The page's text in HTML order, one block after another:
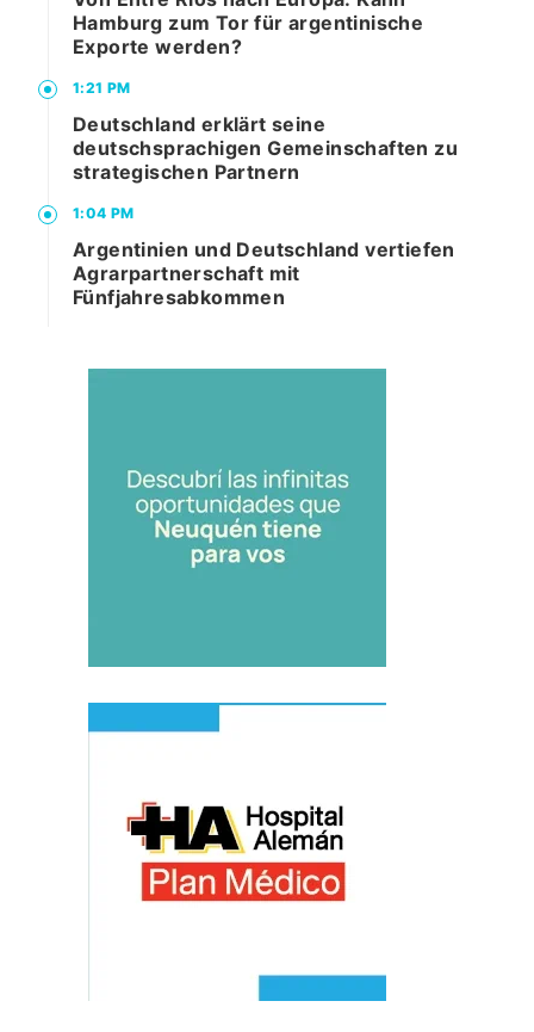
Hamburg zum Tor für argentinische
Exporte werden?
1:21 PM
Deutschland erklärt seine
deutschsprachigen Gemeinschaften zu
strategischen Partnern
1:04 PM
Argentinien und Deutschland vertiefen
Agrarpartnerschaft mit
Fünfjahresabkommen